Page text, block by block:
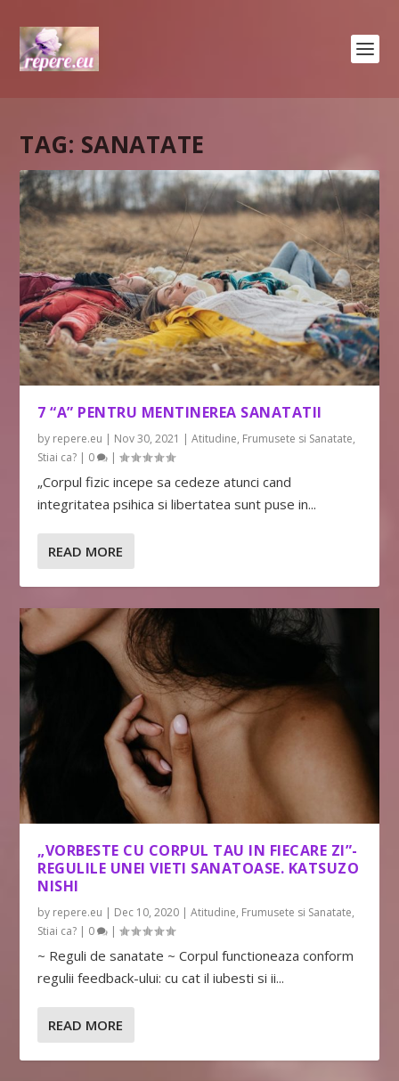
TAG: SANATATE
7 “A” PENTRU MENTINEREA SANATATII
by repere.eu | Nov 30, 2021 |Atitudine, Frumusete si Sanatate,
Stiai ca? | 0 |
„Corpul fizic incepe sa cedeze atunci cand
integritatea psihica si libertatea sunt puse in...
READ MORE
„VORBESTE CU CORPUL TAU IN FIECARE ZI”-
REGULILE UNEI VIETI SANATOASE. KATSUZO
NISHI
by repere.eu | Dec 10, 2020 |Atitudine, Frumusete si Sanatate,
Stiai ca? | 0 |
~ Reguli de sanatate ~ Corpul functioneaza conform
regulii feedback-ului: cu cat il iubesti si ii...
READ MORE